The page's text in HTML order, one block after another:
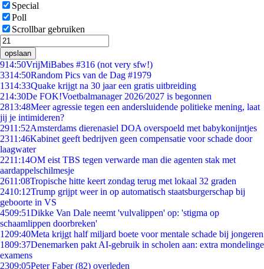
Special
Poll
Scrollbar gebruiken
opslaan
914:50VrijMiBabes #316 (not very sfw!)
3314:50Random Pics van de Dag #1979
1314:33Quake krijgt na 30 jaar een gratis uitbreiding
214:30De FOK!Voetbalmanager 2026/2027 is begonnen
2813:48Meer agressie tegen een andersluidende politieke mening, laat
jij je intimideren?
2911:52Amsterdams dierenasiel DOA overspoeld met babykonijntjes
2311:46Kabinet geeft bedrijven geen compensatie voor schade door
laagwater
2211:14OM eist TBS tegen verwarde man die agenten stak met
aardappelschilmesje
2611:08Tropische hitte keert zondag terug met lokaal 32 graden
2410:12Trump grijpt weer in op automatisch staatsburgerschap bij
geboorte in VS
4509:51Dikke Van Dale neemt 'vulvalippen' op: 'stigma op
schaamlippen doorbreken'
1209:40Meta krijgt half miljard boete voor mentale schade bij jongeren
1809:37Denemarken pakt AI-gebruik in scholen aan: extra mondelinge
examens
2309:05Peter Faber (82) overleden